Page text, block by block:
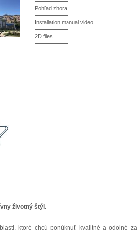
Pohľad zhora
Installation manual video
2D files
životný štýl.
ktoré chcú ponúknuť kvalitné a odolné